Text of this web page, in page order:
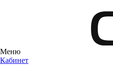
Меню
Кабинет